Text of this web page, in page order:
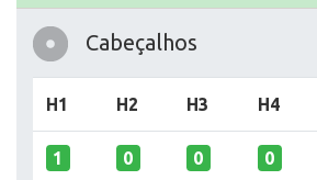
Cabeçalhos
H1 H2 H3 H4
1 0 0 0